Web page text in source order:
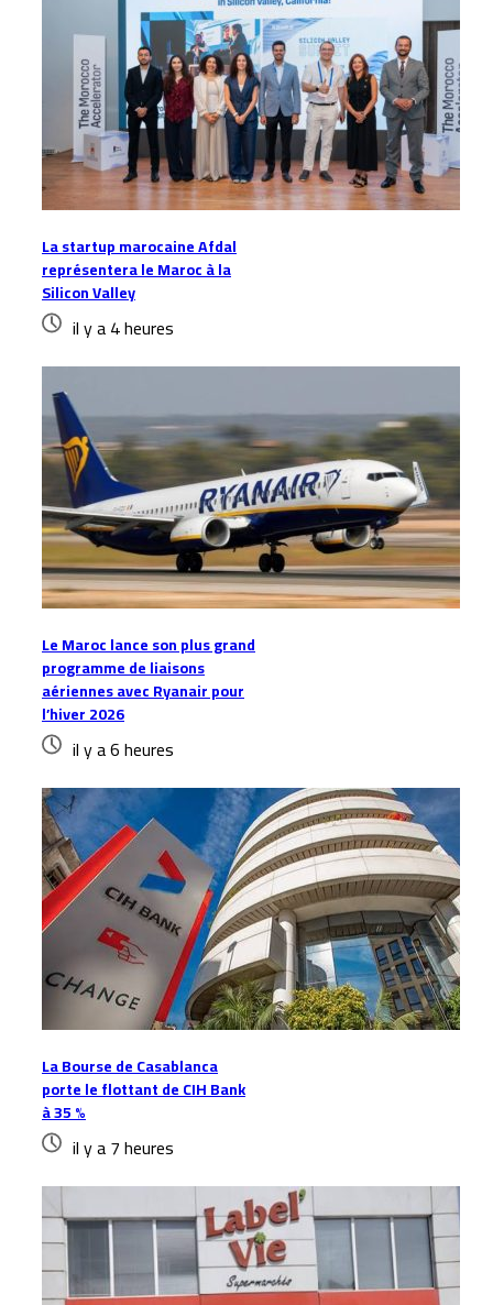
La startup marocaine Afdal
représentera le Maroc à la
Silicon Valley
il y a 4 heures
Le Maroc lance son plus grand
programme de liaisons
aériennes avec Ryanair pour
l’hiver 2026
il y a 6 heures
La Bourse de Casablanca
porte le flottant de CIH Bank
à 35 %
il y a 7 heures